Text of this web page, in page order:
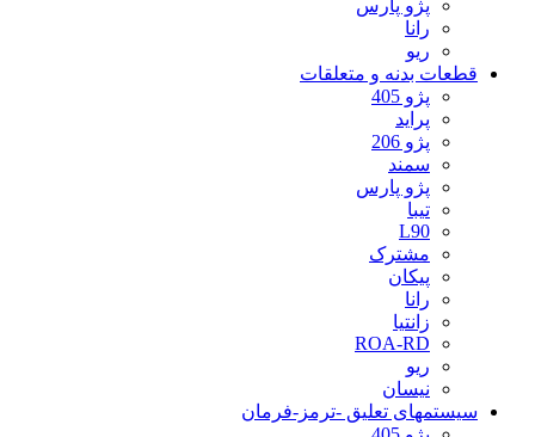
پژو پارس
رانا
ریو
قطعات بدنه و متعلقات
پژو 405
پراید
پژو 206
سمند
پژو پارس
تیبا
L90
مشترک
پیکان
رانا
زانتیا
ROA-RD
ریو
نیسان
سیستمهای تعلیق -ترمز-فرمان